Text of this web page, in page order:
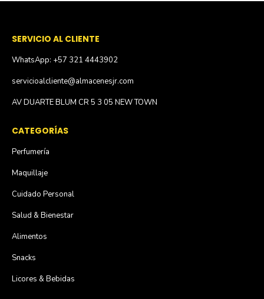
SERVICIO AL CLIENTE
WhatsApp: +57 321 4443902
servicioalcliente@almacenesjr.com
AV DUARTE BLUM CR 5 3 05 NEW TOWN
CATEGORÍAS
Perfumería
Maquillaje
Cuidado Personal
Salud & Bienestar
Alimentos
Snacks
Licores & Bebidas